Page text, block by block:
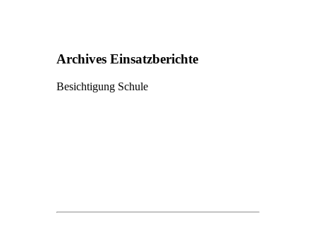
Archives Einsatzberichte
Besichtigung Schule